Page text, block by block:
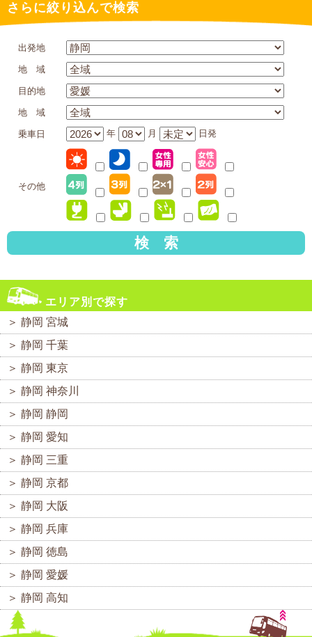
さらに絞り込んで検索
出発地
地 域
目的地
地 域
乗車日 年 月 日発
その他
検 索
エリア別で探す
＞ 静岡 宮城
＞ 静岡 千葉
＞ 静岡 東京
＞ 静岡 神奈川
＞ 静岡 静岡
＞ 静岡 愛知
＞ 静岡 三重
＞ 静岡 京都
＞ 静岡 大阪
＞ 静岡 兵庫
＞ 静岡 徳島
＞ 静岡 愛媛
＞ 静岡 高知